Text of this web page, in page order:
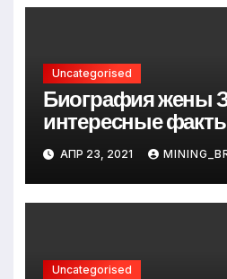
Uncategorised
Биография жены
интересные
президента
АПР 23, 2021
Uncategorised